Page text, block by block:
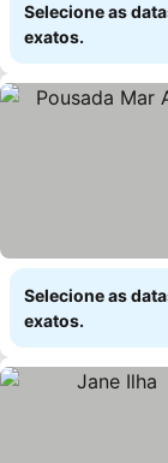
Selecione as
exatos.
Selecione as
exatos.